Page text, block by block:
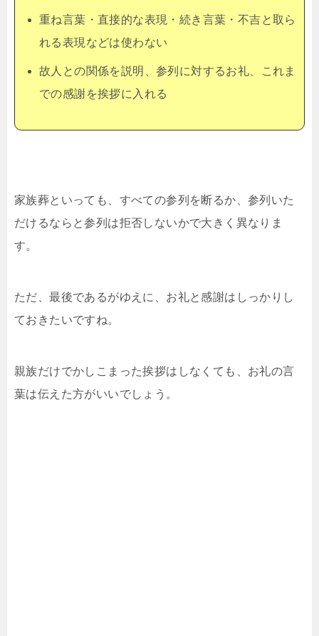
重ね言葉・直接的な表現・続き言葉・不吉と取ら
れる表現などは使わない
故人との関係を説明、参列に対するお礼、これま
での感謝を挨拶に入れる
家族葬といっても、すべての参列を断るか、参列いた
だけるならと参列は拒否しないかで大きく異なりま
す。
ただ、最後であるがゆえに、お礼と感謝はしっかりし
ておきたいですね。
親族だけでかしこまった挨拶はしなくても、お礼の言
葉は伝えた方がいいでしょう。